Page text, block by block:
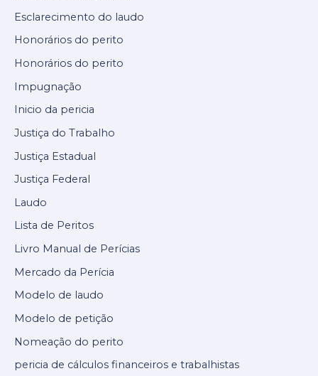
Esclarecimento do laudo
Honorários do perito
Honorários do perito
Impugnação
Inicio da pericia
Justiça do Trabalho
Justiça Estadual
Justiça Federal
Laudo
Lista de Peritos
Livro Manual de Perícias
Mercado da Perícia
Modelo de laudo
Modelo de petição
Nomeação do perito
pericia de cálculos financeiros e trabalhistas